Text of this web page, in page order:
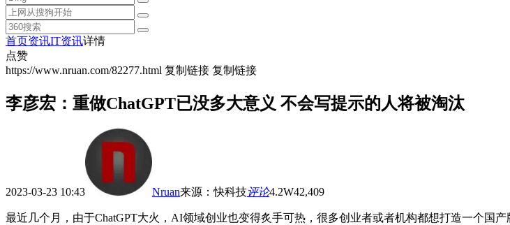
首页资讯IT资讯详情
点赞
https://www.nruan.com/82277.html 复制链接 复制链接
李彦宏：重做ChatGPT已没多大意义 不会写提示的人将被淘汰
2023-03-23 10:43 Nruan来源 ：快科技评论4.2W42,409
最近几个月，由于ChatGPT大火，AI领域创业也变得炙手可热，很多创业者或者机构都想打造一个国